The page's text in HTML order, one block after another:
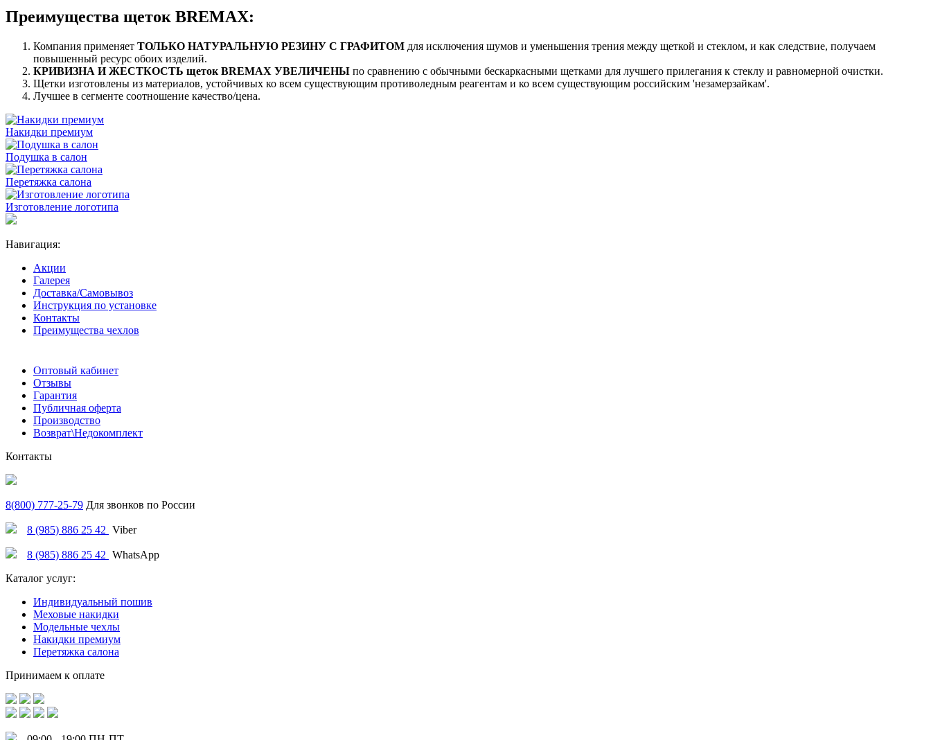
Преимущества щеток BREMAX:
Компания применяет ТОЛЬКО НАТУРАЛЬНУЮ РЕЗИНУ С ГРАФИТОМ для исключения шумов и уменьшения трения между щеткой и стеклом, и как следствие, получаем
повышенный ресурс обоих изделий.
КРИВИЗНА И ЖЕСТКОСТЬ щеток BREMAX УВЕЛИЧЕНЫ по сравнению с обычными бескаркасными щетками для лучшего прилегания к стеклу и равномерной очистки.
Щетки изготовлены из материалов, устойчивых ко всем существующим противоледным реагентам и ко всем существующим российским 'незамерзайкам'.
Лучшее в сегменте соотношение качество/цена.
Накидки премиум
Подушка в салон
Перетяжка салона
Изготовление логотипа
Навигация:
Акции
Галерея
Доставка/Самовывоз
Инструкция по установке
Контакты
Преимущества чехлов
Оптовый кабинет
Отзывы
Гарантия
Публичная оферта
Производство
Возврат\Недокомплект
Контакты
8(800) 777-25-79 Для звонков по России
8 (985) 886 25 42 Viber
8 (985) 886 25 42 WhatsApp
Каталог услуг:
Индивидуальный пошив
Меховые накидки
Модельные чехлы
Накидки премиум
Перетяжка салона
Принимаем к оплате